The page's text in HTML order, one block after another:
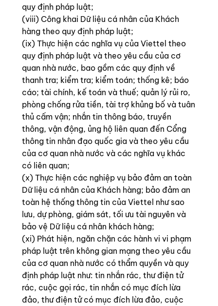
quy định pháp luật;
(viii) Công khai Dữ liệu cá nhân của Khách
hàng theo quy định pháp luật;
(ix) Thực hiện các nghĩa vụ của Viettel theo
quy định pháp luật và theo yêu cầu của cơ
quan nhà nước, bao gồm các quy định về
thanh tra; kiểm tra; kiểm toán; thống kê; báo
cáo; tài chính, kế toán và thuế; quản lý rủi ro,
phòng chống rửa tiền, tài trợ khủng bố và tuân
thủ cấm vận; nhắn tin thông báo, truyền
thông, vận động, ủng hộ liên quan đến Cổng
thông tin nhân đạo quốc gia và theo yêu cầu
của cơ quan nhà nước và các nghĩa vụ khác
có liên quan;
(x) Thực hiện các nghiệp vụ bảo đảm an toàn
Dữ liệu cá nhân của Khách hàng; bảo đảm an
toàn hệ thống thông tin của Viettel như sao
lưu, dự phòng, giám sát, tối ưu tài nguyên và
bảo vệ Dữ liệu cá nhân khách hàng;
(xi) Phát hiện, ngăn chặn các hành vi vi phạm
pháp luật trên không gian mạng theo yêu cầu
của cơ quan nhà nước có thẩm quyền và quy
định pháp luật như: tin nhắn rác, thư điện tử
rác, cuộc gọi rác, tin nhắn có mục đích lừa
đảo, thư điện tử có mục đích lừa đảo, cuộc